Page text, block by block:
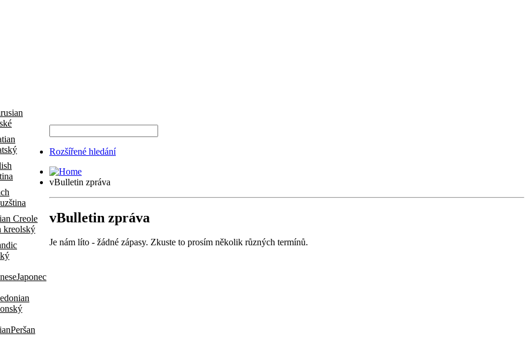
kreolský
Japonec
Peršan
Rozšířené hledání
vBulletin zpráva
vBulletin zpráva
Je nám líto - žádné zápasy. Zkuste to prosím několik různých termínů.